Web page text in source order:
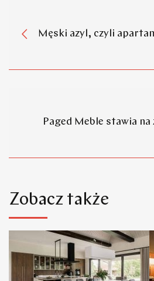
Męski azyl, czyli
Paged Meble stawia
Zobacz także